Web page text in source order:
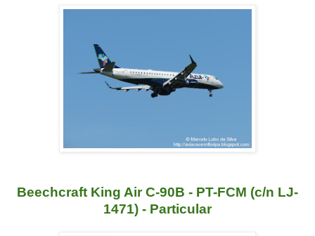
Beechcraft King Air C-90B - PT-FCM (c/n LJ-
1471) - Particular